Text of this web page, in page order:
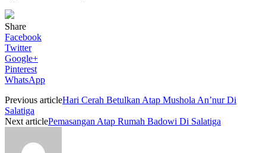
Share
Facebook
Twitter
Google+
Pinterest
WhatsApp
Previous articleHari Cerah Betulkan Atap Mushola An’nur Di
Salatiga
Next articlePemasangan Atap Rumah Badowi Di Salatiga